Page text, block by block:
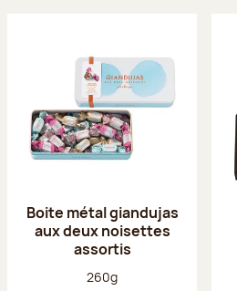
Boite métal giandujas
aux deux noisettes
assortis
Poids net :
260g